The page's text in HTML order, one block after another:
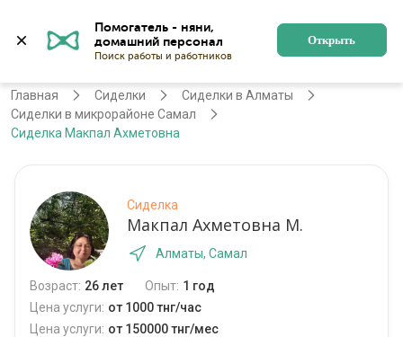
Помогатель - няни,
Поиск работы и работников
Открыть
Алматы Регистрация
Главная Сиделки
Сиделки в Алматы
Сиделки в микрорайоне Самал
Сиделка Макпал Ахметовна
Сиделка
Макпал Ахметовна М.
Алматы, Самал
Возраст: 26 лет Опыт: 1 год
Цена услуги: от 1000 тнг/час
Цена услуги: от 150000 тнг/мес